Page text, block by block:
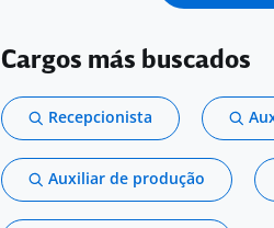
Cargos más buscados
Recepcionista
Auxiliar de produção